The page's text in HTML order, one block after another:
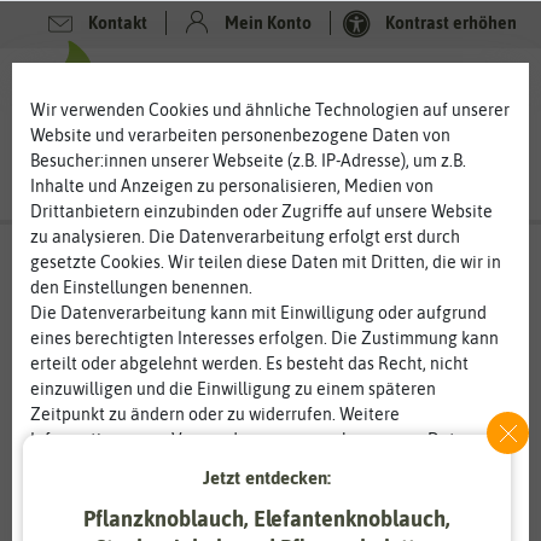
Kontakt Mein Konto Kontrast erhöhen
-80%
Wir verwenden Cookies und ähnliche Technologien auf unserer
Website und verarbeiten personenbezogene Daten von
Besucher:innen unserer Webseite (z.B. IP-Adresse), um z.B.
Inhalte und Anzeigen zu personalisieren, Medien von
Drittanbietern einzubinden oder Zugriffe auf unsere Website
zu analysieren. Die Datenverarbeitung erfolgt erst durch
gesetzte Cookies. Wir teilen diese Daten mit Dritten, die wir in
den Einstellungen benennen.
Die Datenverarbeitung kann mit Einwilligung oder aufgrund
eines berechtigten Interesses erfolgen. Die Zustimmung kann
erteilt oder abgelehnt werden. Es besteht das Recht, nicht
einzuwilligen und die Einwilligung zu einem späteren
Zeitpunkt zu ändern oder zu widerrufen. Weitere
Informationen zur Verwendung personenbezogener Daten und
Essenziell Statistik
Jetzt entdecken:
Pflanzknoblauch, Elefantenknoblauch,